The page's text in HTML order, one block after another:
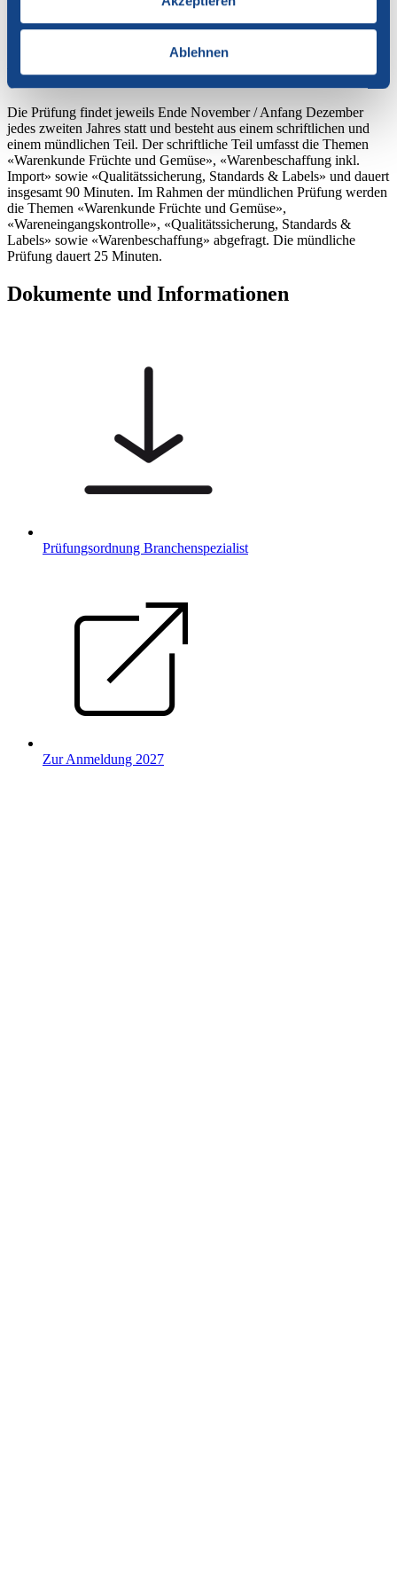
Ablehnen
E-Learning Import von Früchten und Gemüse
E-Learning HACCP Grundlagen
Prüfung
Die Prüfung findet jeweils Ende November / Anfang Dezember
jedes zweiten Jahres statt und besteht aus einem schriftlichen und
einem mündlichen Teil. Der schriftliche Teil umfasst die Themen
«Warenkunde Früchte und Gemüse», «Warenbeschaffung inkl.
Import» sowie «Qualitätssicherung, Standards & Labels» und dauert
insgesamt 90 Minuten. Im Rahmen der mündlichen Prüfung werden
die Themen «Warenkunde Früchte und Gemüse»,
«Wareneingangskontrolle», «Qualitätssicherung, Standards &
Labels» sowie «Warenbeschaffung» abgefragt. Die mündliche
Prüfung dauert 25 Minuten.
Dokumente und Informationen
Prüfungsordnung Branchenspezialist
Zur Anmeldung 2027